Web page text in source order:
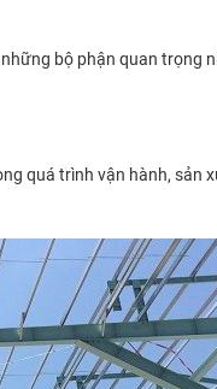
bộ phận quan trọng
quá trình vận hành, sản